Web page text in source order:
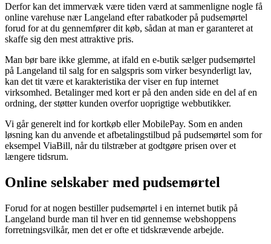
Derfor kan det immervæk være tiden værd at sammenligne nogle få
online varehuse nær Langeland efter rabatkoder på pudsemørtel
forud for at du gennemfører dit køb, sådan at man er garanteret at
skaffe sig den mest attraktive pris.
Man bør bare ikke glemme, at ifald en e-butik sælger pudsemørtel
på Langeland til salg for en salgspris som virker besynderligt lav,
kan det tit være et karakteristika der viser en fup internet
virksomhed. Betalinger med kort er på den anden side en del af en
ordning, der støtter kunden overfor uoprigtige webbutikker.
Vi går generelt ind for kortkøb eller MobilePay. Som en anden
løsning kan du anvende et afbetalingstilbud på pudsemørtel som for
eksempel ViaBill, når du tilstræber at godtgøre prisen over et
længere tidsrum.
Online selskaber med pudsemørtel
Forud for at nogen bestiller pudsemørtel i en internet butik på
Langeland burde man til hver en tid gennemse webshoppens
forretningsvilkår, men det er ofte et tidskrævende arbejde.